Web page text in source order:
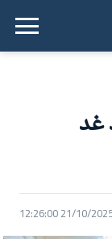
القائمة الرئيسية
غد
21/10/2025